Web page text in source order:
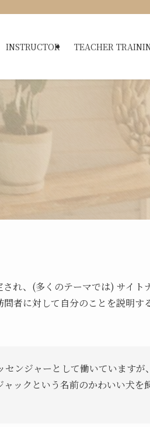
INSTRUCTOR TEACHER
れ、(多くのテーマでは) サイ
者に対して自分のことを説明
ンジャーとして働いています
ックという名前のかわいい犬を